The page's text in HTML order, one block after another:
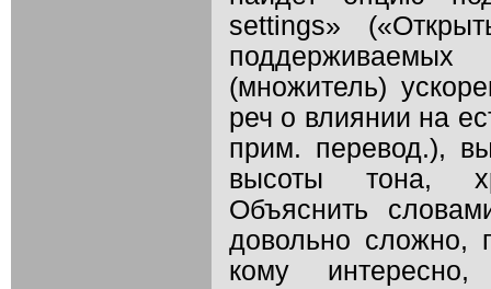
settings»
(множитель)
реч о влиянии на
прим. перевод.),
высоты тона,
Объяснить
довольно сложно,
кому